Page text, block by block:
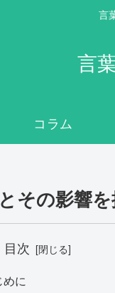
言
言
コラム
その影響
目次
に